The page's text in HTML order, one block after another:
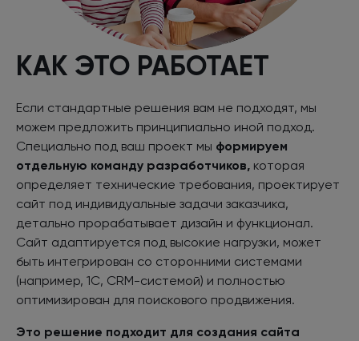
КАК ЭТО РАБОТАЕТ
Если стандартные решения вам не подходят, мы
можем предложить принципиально иной подход.
Специально под ваш проект мы формируем
отдельную команду разработчиков, которая
определяет технические требования, проектирует
сайт под индивидуальные задачи заказчика,
детально прорабатывает дизайн и функционал.
Сайт адаптируется под высокие нагрузки, может
быть интегрирован со сторонними системами
(например, 1С, CRM-системой) и полностью
оптимизирован для поискового продвижения.
Это решение подходит для создания сайта